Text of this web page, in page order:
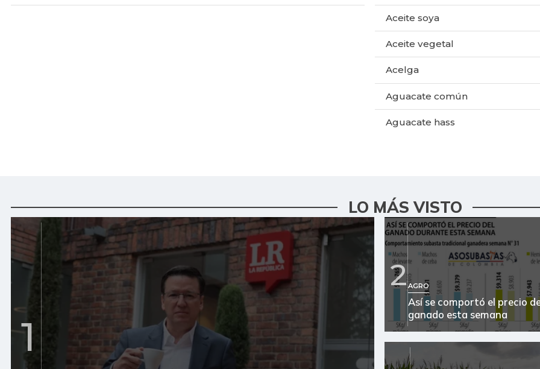
Aceite soya
Aceite vegetal
Acelga
Aguacate común
Aguacate hass
Ahuyamín
Ajo
Ají dulce
Ají topito dulce
Alas de pollo sin costillar
Almejas con concha
Almejas sin concha
LO MÁS VISTO
1
2AGRO
Así se comportó el precio
ganado esta semana